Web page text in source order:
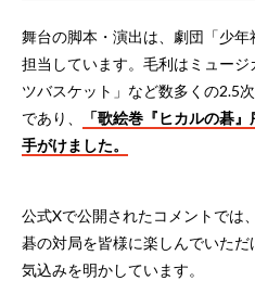
舞台の脚本・演出は、劇団「少年
担当しています。毛利はミュー
ツバスケット」など数多くの2.5
であり、
「歌絵巻『ヒカルの碁
手がけました。
公式Xで公開されたコメントでは
碁の対局を皆様に楽しんでいた
気込みを明かしています。